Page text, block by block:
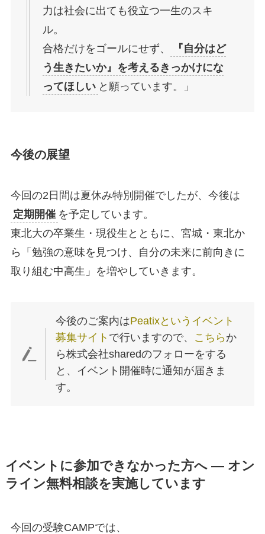
力は社会に出ても役立つ一生のスキ
ル。
合格だけをゴールにせず、
『自分はど
う生きたいか』を考えるきっかけにな
ってほしい と願っています。」
今後の展望
今回の2日間は夏休み特別開催でしたが、今後は
定期開催 を予定しています。
東北大の卒業生・現役生とともに、宮城・東北か
ら「勉強の意味を見つけ、自分の未来に前向きに
取り組む中高生」を増やしていきます。
今後のご案内はPeatixというイベント
募集サイト で行いますので、 こちらか
ら株式会社sharedのフォローをする
と、イベント開催時に通知が届きま
す。
イベントに参加できなかった方へ ― オン
ライン無料相談を実施しています
今回の受験CAMPでは、